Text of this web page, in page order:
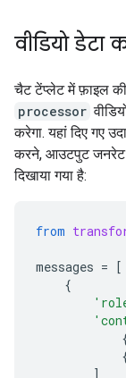
वीडियो डेटा
चैट टेंप्लेट में फ़ाइल
processor
करेगा. यहां दिए गए
करने, आउटपुट जनरेट
दिखाया गया है:
from
messages = [
{
]